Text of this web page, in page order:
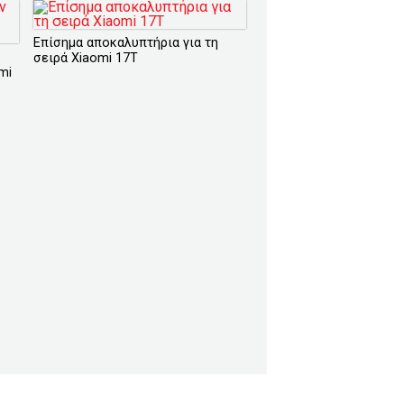
Επίσημα αποκαλυπτήρια για τη
σειρά Xiaomi 17T